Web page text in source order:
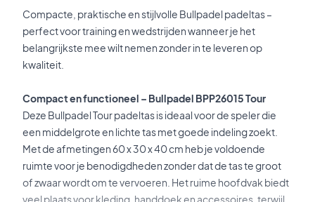
Compacte, praktische en stijlvolle Bullpadel padeltas –
perfect voor training en wedstrijden wanneer je het
belangrijkste mee wilt nemen zonder in te leveren op
kwaliteit.
Compact en functioneel – Bullpadel BPP26015 Tour
Deze Bullpadel Tour padeltas is ideaal voor de speler die
een middelgrote en lichte tas met goede indeling zoekt.
Met de afmetingen 60 x 30 x 40 cm heb je voldoende
ruimte voor je benodigdheden zonder dat de tas te groot
of zwaar wordt om te vervoeren. Het ruime hoofdvak biedt
veel plaats voor kleding, handdoek en accessoires, terwijl